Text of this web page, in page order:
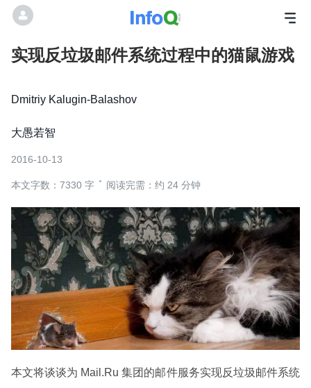
实现反垃圾邮件系统过程中的猫鼠游戏
Dmitriy Kalugin-Balashov
大愚若智
2016-10-13
本文字数：7330 字 阅读完需：约 24 分钟
本文将谈谈为 Mail.Ru 集团的邮件服务实现反垃圾邮件系统